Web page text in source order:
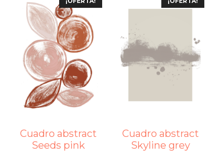
Cuadro abstract
Seeds pink
Cuadro abstract
Skyline grey